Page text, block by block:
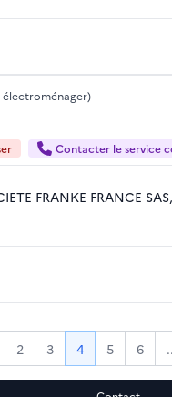
électroménager)
Contacter le service
FRANKE FRANCE
2 3 4 5 6